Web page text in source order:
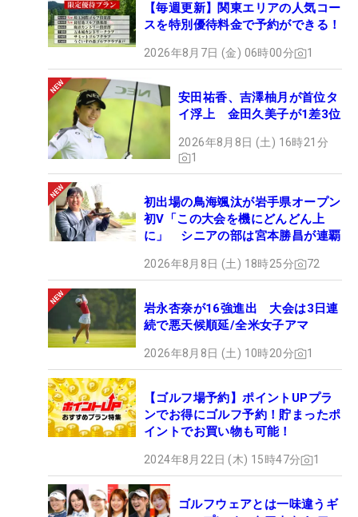
【毎週更新】関東エリアの人気コー
スを特別優待料金で予約ができる！
2026年8月7日 (金) 06時00分 1
安田祐香、吉澤柚月が首位タ
イ浮上 金田久美子が1差3位
2026年8月8日 (土) 16時21分
1
初出場の鳥海颯汰が岩手県オープン
初V「この大会を機にどんどん上
に」 シニアの部は宮本勝昌が連覇
2026年8月8日 (土) 18時25分 72
岩永杏奈が16強進出 大会は3日連
続で悪天候順延/全米女子アマ
2026年8月8日 (土) 10時20分 1
【ゴルフ場予約】ポイントUPプラ
ンでお得にゴルフ予約！貯まったポ
イントでお買い物も可能！
2024年8月22日 (木) 15時47分 1
ゴルフウェアとは一味違うギ